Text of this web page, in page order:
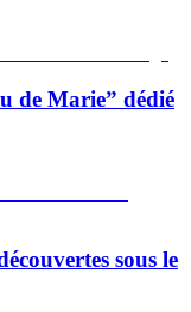
de Marie” dédié
sous le